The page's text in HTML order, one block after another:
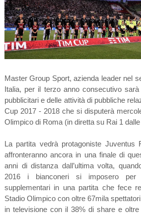
Master Group Sport, azienda leader nel
Italia, per il terzo anno consecutivo
pubblicitari e delle attività di pubbliche
Cup 2017 - 2018 che si disputerà
Olimpico di Roma (in diretta su Rai 1
La partita vedrà protagoniste
affronteranno ancora in una finale di
anni di distanza dall’ultima volta,
2016 i bianconeri si imposero
supplementari in una partita che fece
Stadio Olimpico con oltre 67mila
in televisione con il 38% di share e